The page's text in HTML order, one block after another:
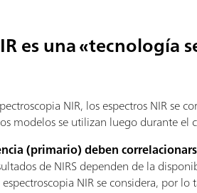
es una «tecnología
NIR, los espectros NIR se
modelos se utilizan luego durante
(primario) deben
de NIRS dependen de la
NIR se considera, por